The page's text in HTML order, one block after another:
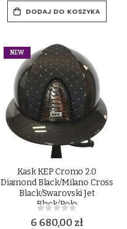
DODAJ DO KOSZYKA
NEW
Kask KEP Cromo 2.0
Diamond Black/Milano Cross
Black/Swarovski Jet
Black/Polo
Rating:
0%
6 680,00 zł